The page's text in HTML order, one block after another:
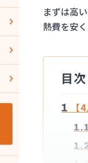
まずは高
熱費を安
目次
1 【